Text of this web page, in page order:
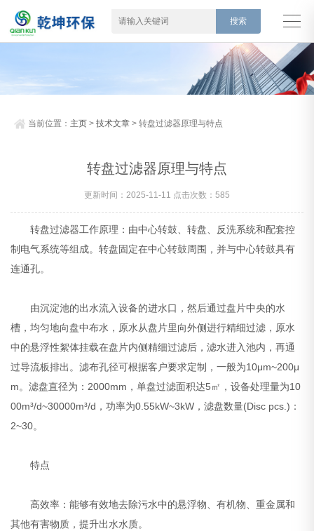
当前位置： 主页 >技术文章 > 转盘过滤器原理与特点
转盘过滤器原理与特点
更新时间：2025-11-11 点击次数：585
转盘过滤器工作原理：由中心转鼓、转盘、反洗系统和配套控
制电气系统等组成。转盘固定在中心转鼓周围，并与中心转鼓具有
连通孔。
由沉淀池的出水流入设备的进水口，然后通过盘片中央的水
槽，均匀地向盘中布水，原水从盘片里向外侧进行精细过滤，原水
中的悬浮性絮体挂载在盘片内侧精细过滤后，滤水进入池内，再通
过导流板排出。滤布孔径可根据客户要求定制，一般为10μm~200μ
m。滤盘直径为：2000mm，单盘过滤面积达5㎡，设备处理量为10
00m³/d~30000m³/d，功率为0.55kW~3kW，滤盘数量(Disc pcs.)：
2~30。
特点
高效率：能够有效地去除污水中的悬浮物、有机物、重金属和
其他有害物质，提升出水水质。